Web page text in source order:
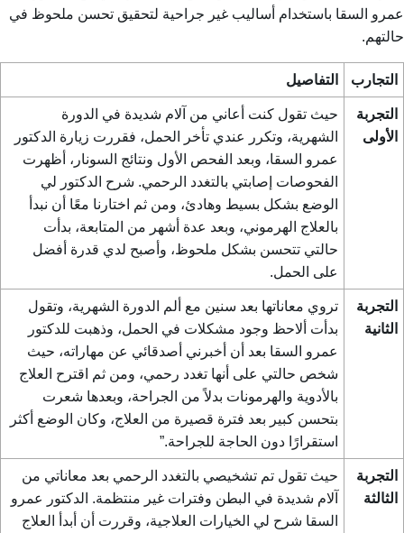
عمرو السقا باستخدام أساليب غير جراحية لتحقيق تحسن ملحوظ في
حالتهم.
التجارب التفاصيل
التجربة
الأولى
حيث تقول كنت أعاني من آلام شديدة في الدورة
الشهرية، وتكرر عندي تأخر الحمل، فقررت زيارة الدكتور
عمرو السقا، وبعد الفحص الأول ونتائج السونار، أظهرت
الفحوصات إصابتي بالتغدد الرحمي. شرح الدكتور لي
الوضع بشكل بسيط وهادئ، ومن ثم اختارنا معًا أن نبدأ
بالعلاج الهرموني، وبعد عدة أشهر من المتابعة، بدأت
حالتي تتحسن بشكل ملحوظ، وأصبح لدي قدرة أفضل
على الحمل.
التجربة
الثانية
تروي معاناتها بعد سنين مع ألم الدورة الشهرية، وتقول
بدأت ألاحظ وجود مشكلات في الحمل، وذهبت للدكتور
عمرو السقا بعد أن أخبرني أصدقائي عن مهاراته، حيث
شخص حالتي على أنها تغدد رحمي، ومن ثم اقترح العلاج
بالأدوية والهرمونات بدلاً من الجراحة، وبعدها شعرت
بتحسن كبير بعد فترة قصيرة من العلاج، وكان الوضع أكثر
استقرارًا دون الحاجة للجراحة.”
التجربة
الثالثة
حيث تقول تم تشخيصي بالتغدد الرحمي بعد معاناتي من
آلام شديدة في البطن وفترات غير منتظمة. الدكتور عمرو
السقا شرح لي الخيارات العلاجية، وقررت أن أبدأ العلاج